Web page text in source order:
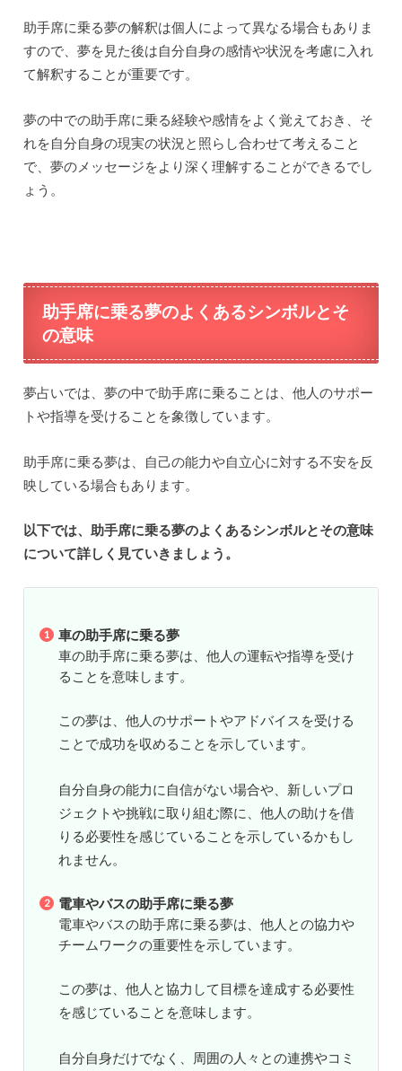
助手席に乗る夢の解釈は個人によって異なる場合もありま
すので、夢を見た後は自分自身の感情や状況を考慮に入れ
て解釈することが重要です。
夢の中での助手席に乗る経験や感情をよく覚えておき、そ
れを自分自身の現実の状況と照らし合わせて考えること
で、夢のメッセージをより深く理解することができるでし
ょう。
助手席に乗る夢のよくあるシンボルとそ
の意味
夢占いでは、夢の中で助手席に乗ることは、他人のサポー
トや指導を受けることを象徴しています。
助手席に乗る夢は、自己の能力や自立心に対する不安を反
映している場合もあります。
以下では、助手席に乗る夢のよくあるシンボルとその意味
について詳しく見ていきましょう。
車の助手席に乗る夢
車の助手席に乗る夢は、他人の運転や指導を受け
ることを意味します。
この夢は、他人のサポートやアドバイスを受ける
ことで成功を収めることを示しています。
自分自身の能力に自信がない場合や、新しいプロ
ジェクトや挑戦に取り組む際に、他人の助けを借
りる必要性を感じていることを示しているかもし
れません。
電車やバスの助手席に乗る夢
電車やバスの助手席に乗る夢は、他人との協力や
チームワークの重要性を示しています。
この夢は、他人と協力して目標を達成する必要性
を感じていることを意味します。
自分自身だけでなく、周囲の人々との連携やコミ